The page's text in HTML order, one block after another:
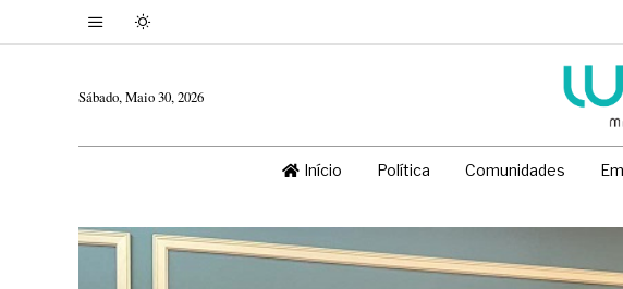
Sábado, Maio 30, 2026
Início Política Comunidades